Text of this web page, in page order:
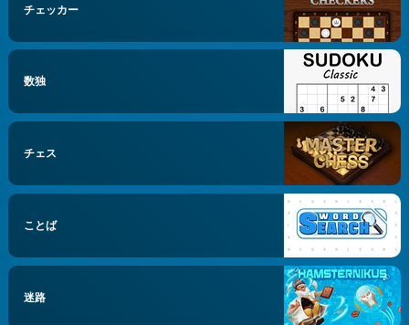
チェッカー
数独
チェス
ことば
迷路